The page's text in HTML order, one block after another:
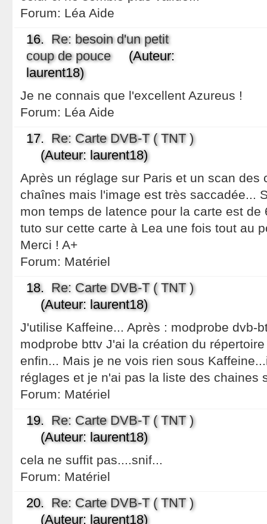
Forum: Léa Aide
16. Re: besoin d'un petit
coup de pouce(Auteur:
laurent18)
Je ne connais que l'excellent Azureus !
Forum: Léa Aide
17. Re: Carte DVB-T ( TNT )
(Auteur: laurent18)
Après un réglage sur Paris et un scan des
chaînes mais l'image est très saccadée...
mon temps de latence pour la carte est de
tuto sur cette carte à Lea une fois tout au
Merci ! A+
Forum: Matériel
18. Re: Carte DVB-T ( TNT )
(Auteur: laurent18)
J'utilise Kaffeine... Après : modprobe dvb-
modprobe bttv J'ai la création du
enfin... Mais je ne vois rien sous
réglages et je n'ai pas la liste des chaines
Forum: Matériel
19. Re: Carte DVB-T ( TNT )
(Auteur: laurent18)
cela ne suffit pas....snif...
Forum: Matériel
20. Re: Carte DVB-T ( TNT )
(Auteur: laurent18)